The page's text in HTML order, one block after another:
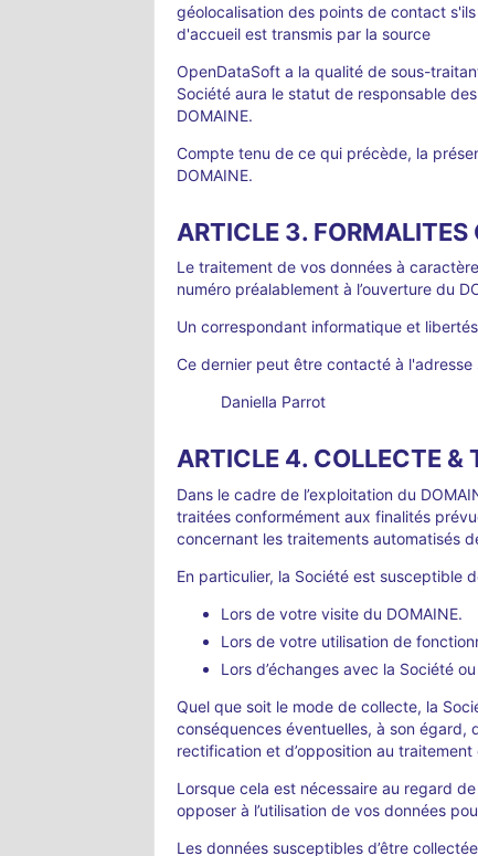
géolocalisation des points de contact
d'accueil est transmis par la source
OpenDataSoft a la qualité de sous-
Société aura le statut de responsable
DOMAINE.
Compte tenu de ce qui précède, la
DOMAINE.
ARTICLE 3. FORMALITES
Le traitement de vos données à
numéro préalablement à l’ouverture du
Un correspondant informatique et
Ce dernier peut être contacté à l'adresse
Daniella Parrot
ARTICLE 4. COLLECTE &
Dans le cadre de l’exploitation du
traitées conformément aux finalités
concernant les traitements automatisés
En particulier, la Société est susceptible
Lors de votre visite du DOMAINE.
Lors de votre utilisation de
Lors d’échanges avec la Société
Quel que soit le mode de collecte, la
conséquences éventuelles, à son égard,
rectification et d’opposition au traitement
Lorsque cela est nécessaire au regard
opposer à l’utilisation de vos données
Les données susceptibles d’être